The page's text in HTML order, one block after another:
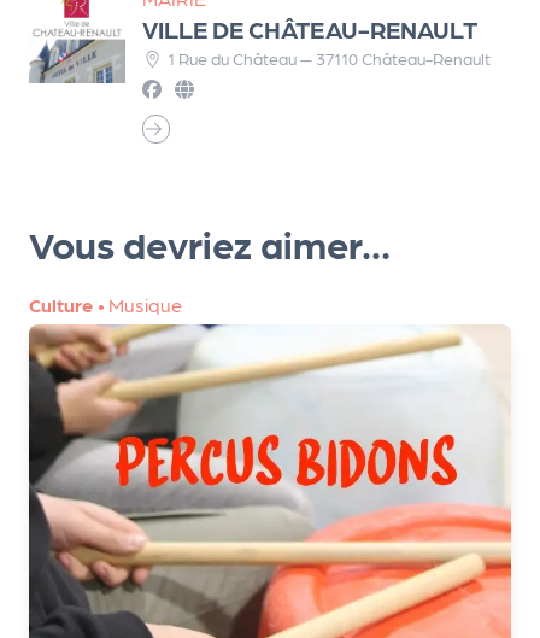
VILLE DE CHÂTEAU-RENAULT
1 Rue du Château — 37110 Château-Renault
Vous devriez aimer...
Culture • Musique
r
o
e
r
u
n
é
v
è
n
e
m
e
n